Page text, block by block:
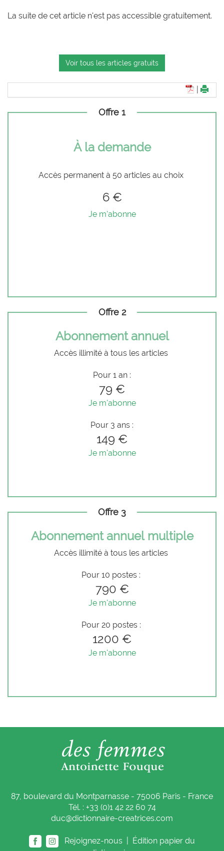
La suite de cet article n'est pas accessible gratuitement.
Voir tous les articles gratuits
Offre 1
À la demande
Accès permanent à 50 articles au choix
6 €
Je m'abonne
Offre 2
Abonnement annuel
Accès illimité à tous les articles
Pour 1 an :
79 €
Je m'abonne
Pour 3 ans :
149 €
Je m'abonne
Offre 3
Abonnement annuel multiple
Accès illimité à tous les articles
Pour 10 postes :
790 €
Je m'abonne
Pour 20 postes :
1200 €
Je m'abonne
87, boulevard du Montparnasse - 75006 Paris - France
Tél. : +33 (0)1 42 22 60 74
duc@dictionnaire-creatrices.com
Rejoignez-nous |
Édition papier du